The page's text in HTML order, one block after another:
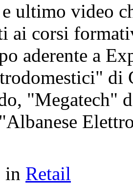
ultimo video
ai corsi
aderente a
di
"Megatech"
in Retail